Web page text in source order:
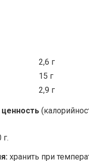
2,6 г
15 г
2,9 г
г.
хранить при